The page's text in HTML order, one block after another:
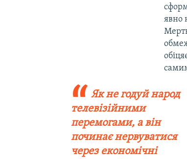
явно
Як не годуй народ
телевізійними
перемогами, а він
починає нервуватися
через економічні